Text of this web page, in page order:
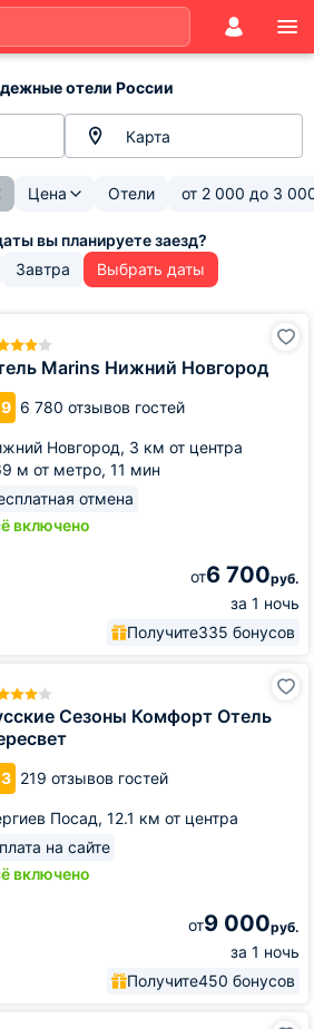
отели России
Карта
Цена Отели от 2 000 до 3
Завтра Выбрать даты
Marins Нижний Новгород
6 780 отзывов гостей
Новгород, 3 км от центра
м от метро, 11 мин
отмена
включено
от6 700руб.
за 1 ночь
Получите335 бонусов
Сезоны Комфорт Отель
219 отзывов гостей
Посад, 12.1 км от центра
на сайте
включено
от9 000руб.
за 1 ночь
Получите450 бонусов